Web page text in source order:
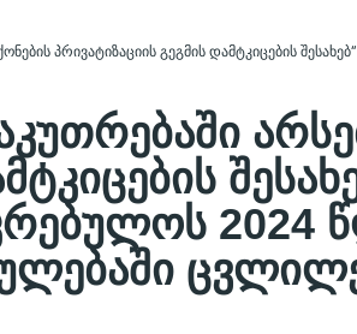
პრივატიზაციის გეგმის დამტკიცების
2024